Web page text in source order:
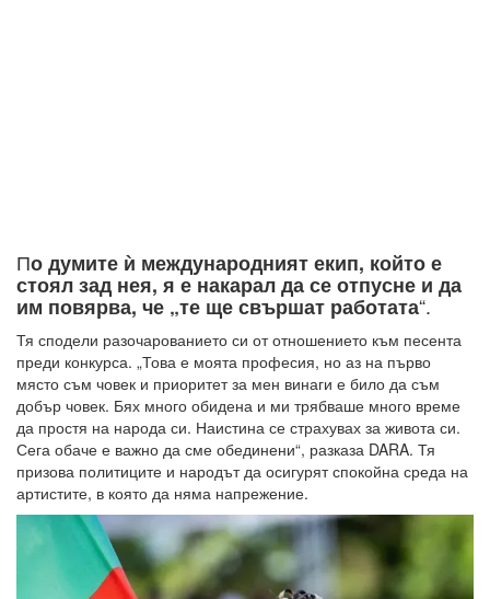
По думите ѝ международният екип, който е
стоял зад нея, я е накарал да се отпусне и да
им повярва, че „те ще свършат работата“.
Тя сподели разочарованието си от отношението към песента
преди конкурса. „Това е моята професия, но аз на първо
място съм човек и приоритет за мен винаги е било да съм
добър човек. Бях много обидена и ми трябваше много време
да простя на народа си. Наистина се страхувах за живота си.
Сега обаче е важно да сме обединени“, разказа DARA. Тя
призова политиците и народът да осигурят спокойна среда на
артистите, в която да няма напрежение.